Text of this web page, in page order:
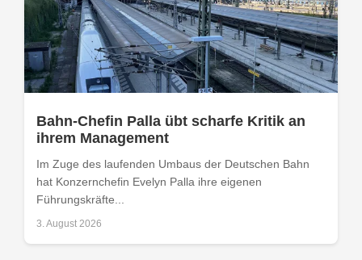
Bahn-Chefin Palla übt scharfe Kritik an
ihrem Management
Im Zuge des laufenden Umbaus der Deutschen Bahn
hat Konzernchefin Evelyn Palla ihre eigenen
Führungskräfte...
3. August 2026